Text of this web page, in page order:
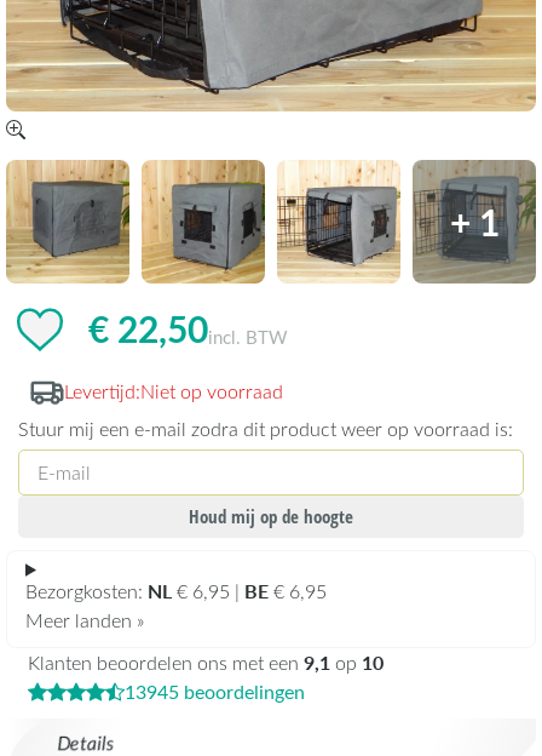
+ 1
Details
€ 22,50incl. BTW
Levertijd:Niet op voorraad
Stuur mij een e-mail zodra dit product weer op voorraad is:
Houd mij op de hoogte
Bezorgkosten: NL€ 6,95 | BE€ 6,95
Meer landen »
Klanten beoordelen ons met een 9,1 op 10
13945 beoordelingen